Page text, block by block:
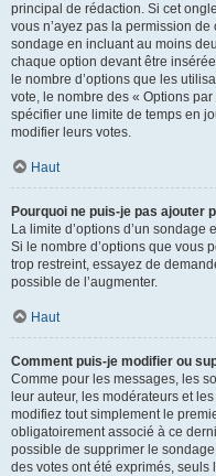
principal de rédaction. Si cet
vous n’ayez pas la permission
sondage en incluant au moins
chaque option devant être
le nombre d’options que les
vote, le nombre des « Options
spécifier une limite de temps en
modifier leurs votes.
Haut
Pourquoi ne puis-je pas ajouter
La limite d’options d’un
Si le nombre d’options que vous
trop restreint, essayez de
possible de l’augmenter.
Haut
Comment puis-je modifier ou
Comme pour les messages, les
leur auteur, les modérateurs et
modifiez tout simplement le
obligatoirement associé à ce
possible de supprimer le
des votes ont été exprimés,